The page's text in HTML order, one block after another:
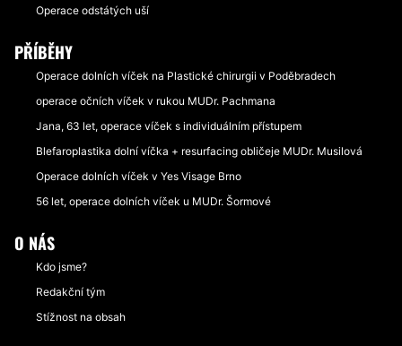
Operace odstátých uší
PŘÍBĚHY
Operace dolních víček na Plastické chirurgii v Poděbradech
operace očních víček v rukou MUDr. Pachmana
Jana, 63 let, operace víček s individuálním přístupem
Blefaroplastika dolní víčka + resurfacing obličeje MUDr. Musilová
Operace dolních víček v Yes Visage Brno
56 let, operace dolních víček u MUDr. Šormové
O NÁS
Kdo jsme?
Redakční tým
Stížnost na obsah